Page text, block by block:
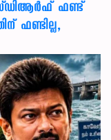
ഫണ്ട്
ഫണ്ടില്ല,